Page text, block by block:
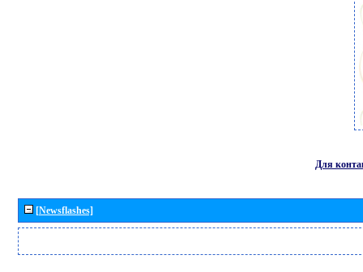
Для
[Newsflashes]